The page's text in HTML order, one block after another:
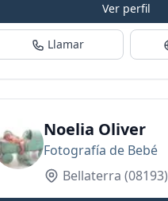
Ver perfil
Llamar
Noelia Oliver
Fotografía de Bebé
Bellaterra (08193)